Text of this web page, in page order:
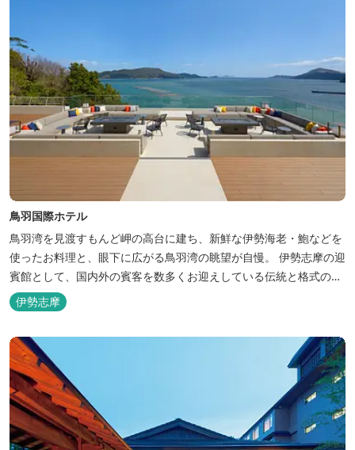
鳥羽国際ホテル
鳥羽湾を見渡すもんど岬の高台に建ち、新鮮な伊勢海老・鮑などを
使ったお料理と、眼下に広がる鳥羽湾の眺望が自慢。 伊勢志摩の迎
賓館として、国内外の賓客を数多くお迎えしている伝統と格式のあ
るホテルです。 【2024年3月25日リニューアル】 クラブラウンジ
アクセス付の新客室「オーシャンビュースイート・クラブ」が誕
生！ エントランスやフロント、ザ・ロビーラウンジ、パールオーシ
ャンテラ...
伊勢志摩